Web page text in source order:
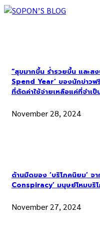
“สุขมากขึ้น ร่ำรวยขึ้น และส
Spend Year’ ของนักข่าว
ที่ตัดค่าใช้จ่ายเหลือแค่ที่จำเป็
November 28, 2024
ด้านมืดของ ‘บริโภคนิยม’
Conspiracy’ มนุษย์โหมบริ
November 27, 2024